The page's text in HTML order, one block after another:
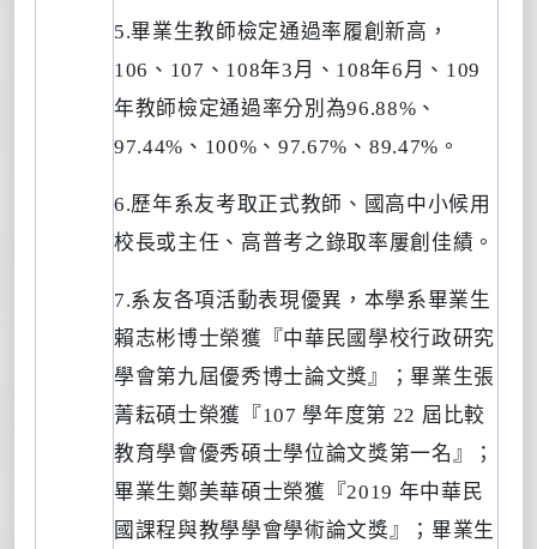
5.畢業生教師檢定通過率履創新高，
106 、 107 、 108年3 月、 108年6 月、 109
年教師檢定通過率分別為96.88% 、
97.44% 、 100% 、97.67% 、 89.47% 。
6.歷年系友考取正式教師、國高中小候用
校長或主任、高普考之錄取率屢創佳績。
7.系友各項活動表現優異，本學系畢業生
賴志彬博士榮獲『中華民國學校行政研究
學會第九屆優秀博士論文獎』；畢業生張
菁耘碩士榮獲『107學年度第 22 屆比較
教育學會優秀碩士學位論文獎第一名』；
畢業生鄭美華碩士榮獲『2019 年中華民
國課程與教學學會學術論文獎』；畢業生